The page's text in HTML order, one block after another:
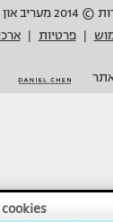
ליין בע"מ.
פרטיות